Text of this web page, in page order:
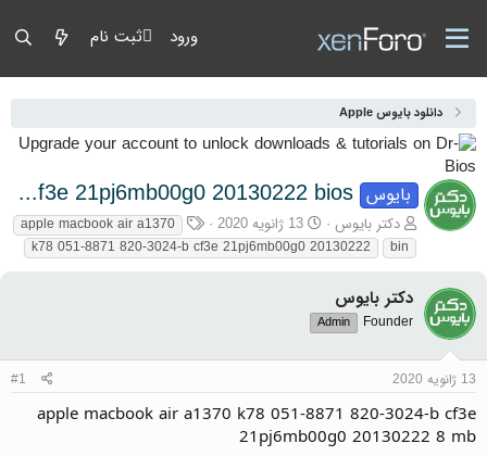
ورود ثبت نام
دانلود بایوس Apple
بایوس apple macbook air a1370 k78 051-8871 820-3024-b cf3e 21pj6mb00g0 20130222 bios
آغازگر گفتمان
دکتر بایوس تاریخ شروع
13 ژانویه 2020 برچسب‌ها
apple macbook air a1370
bin
k78 051-8871 820-3024-b cf3e 21pj6mb00g0 20130222
دکتر بایوس
Founder
Admin
13 ژانویه 2020 #1
apple macbook air a1370 k78 051-8871 820-3024-b cf3e
21pj6mb00g0 20130222 8 mb